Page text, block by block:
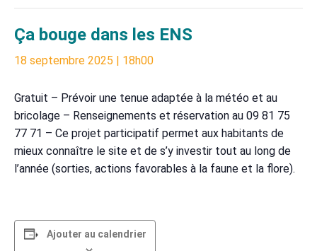
Ça bouge dans les ENS
18 septembre 2025 | 18h00
Gratuit – Prévoir une tenue adaptée à la météo et au
bricolage – Renseignements et réservation au 09 81 75
77 71 – Ce projet participatif permet aux habitants de
mieux connaître le site et de s’y investir tout au long de
l’année (sorties, actions favorables à la faune et la flore).
Ajouter au calendrier